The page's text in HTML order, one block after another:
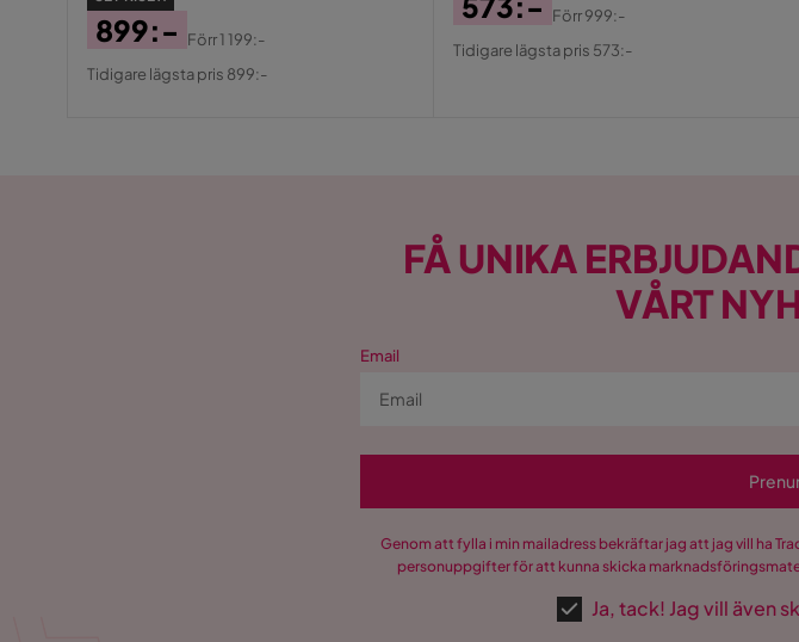
Pris
899:-
Original
Förr1 199:-
Tidigare lägsta pris 899:-
Pris
Original
Förr999:-
Tidigare lägsta pris 573:-
FÅ UNIKA
VÅRT
Email
Genom att fylla i min mailadress bekräftar jag att jag vill ha
personuppgifter för att kunna skicka
Ja, tack! Jag vill även